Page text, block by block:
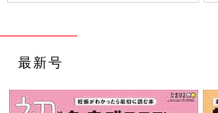
最新号